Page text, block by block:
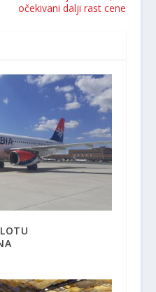
očekivani dalji rast cene